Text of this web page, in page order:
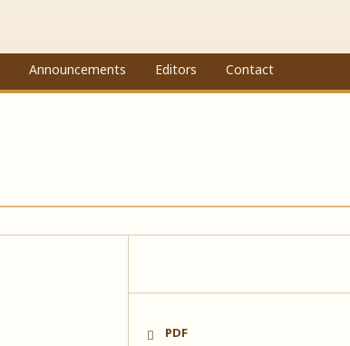
Announcements Editors Contact
PDF